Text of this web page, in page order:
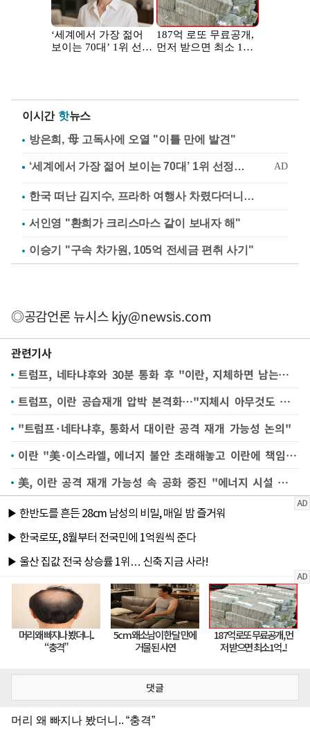
이시간 핫뉴스
방은희, 母 고독사에 오열 "이틀 만에 발견"
한국 떠난 김지수, 프라하 여행사 차렸다더니…
서인영 "환희가 크리스마스 같이 보내자 해"
이승기 "구속 차가원, 105억 전세금 편취 사기"
◎공감언론 뉴시스kjy@newsis.com
관련기사
트럼프, 네타냐후와 30분 통화 후 "이란, 지체하면 남는것 없을것"
트럼프, 이란 공습재개 압박 본격화…"지체시 아무것도 안남을것"(종합)
"트럼프·네타냐후, 통화서 대이란 공격 재개 가능성 논의"
이란 "美·이스라엘, 에너지 불안 초래해놓고 이란에 책임 전가"
美, 이란 공격 재개 가능성 속 공화 중진 "에너지 시설 노려야"
댓글